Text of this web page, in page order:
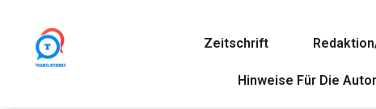
Zeitschrift
Hinweise Für Die